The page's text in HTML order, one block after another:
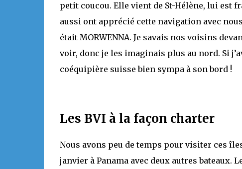
petit coucou. Elle vient de St-Hélène, lui est
aussi ont apprécié cette navigation avec
était MORWENNA. Je savais nos voisins
voir, donc je les imaginais plus au nord. Si
coéquipière suisse bien sympa à son bord !
Les BVI à la façon charter
Nous avons peu de temps pour visiter ces
janvier à Panama avec deux autres